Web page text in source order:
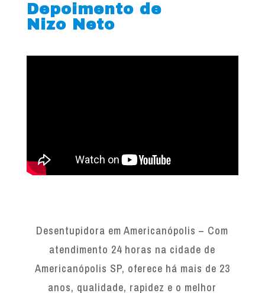
Depoimento de
Nizo Neto
Desentupidora em Americanópolis – Com
atendimento 24 horas na cidade de
Americanópolis SP, oferece há mais de 23
anos, qualidade, rapidez e o melhor